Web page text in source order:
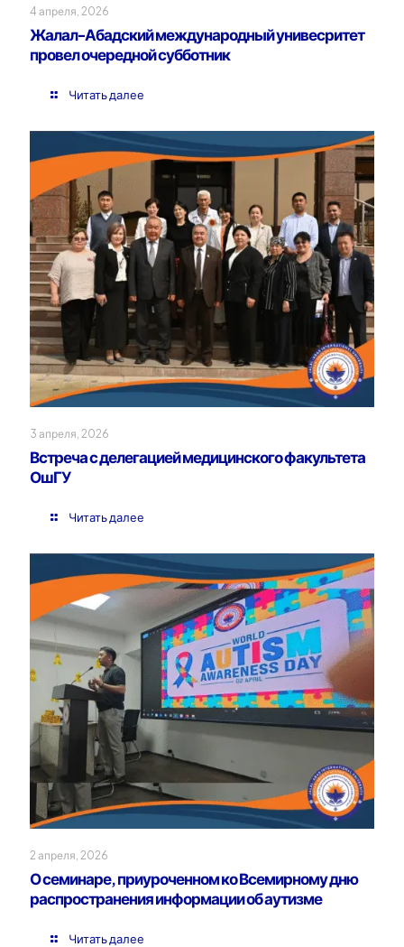
4 апреля, 2026
Жалал-Абадский международный унивесритет
провел очередной субботник
Читать далее
3 апреля, 2026
Встреча с делегацией медицинского факультета
ОшГУ
Читать далее
2 апреля, 2026
О семинаре, приуроченном ко Всемирному дню
распространения информации об аутизме
Читать далее